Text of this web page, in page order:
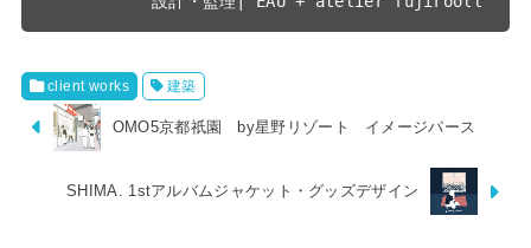
client works 建築
OMO5京都祇園 by星野リゾート イメージパース
SHIMA. 1stアルバムジャケット・グッズデザイン